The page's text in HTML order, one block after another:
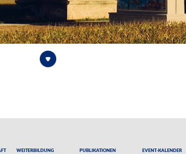
Weiterbildung Publikationen Event-Kalender